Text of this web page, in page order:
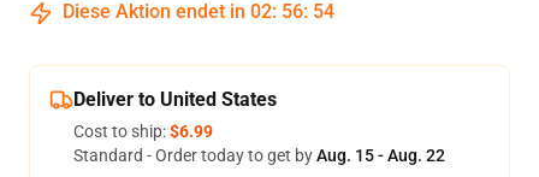
Diese Aktion endet in 02: 56: 54
Deliver to United States
Cost to ship:$6.99
Standard - Order today to get byAug. 15 - Aug. 22